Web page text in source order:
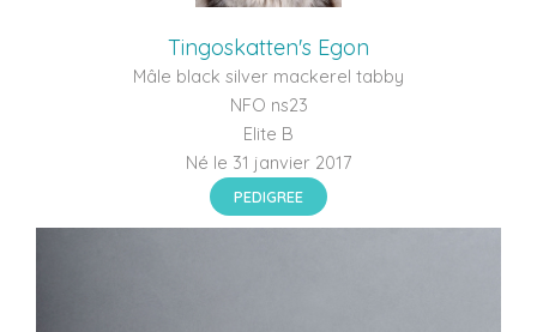
Tingoskatten's Egon
Mâle black silver mackerel tabby
NFO ns23
Elite B
Né le 31 janvier 2017
PEDIGREE